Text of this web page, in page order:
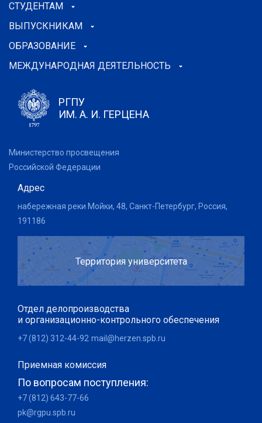
СТУДЕНТАМ
ВЫПУСКНИКАМ
ОБРАЗОВАНИЕ
МЕЖДУНАРОДНАЯ ДЕЯТЕЛЬНОСТЬ
РГПУ
ИМ. А. И. ГЕРЦЕНА
Министерство просвещения
Российской Федерации
Адрес
набережная реки Мойки, 48, Санкт-Петербург, Россия,
191186
Территория университета
Отдел делопроизводства
и организационно-контрольного обеспечения
+7 (812) 312-44-92 mail@herzen.spb.ru
Приемная комиссия
По вопросам поступления:
+7 (812) 643-77-66
pk@rgpu.spb.ru